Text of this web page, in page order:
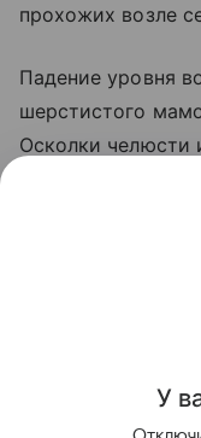
прохожих возле
Падение уровня
шерстистого
Осколки челюсти
принадлежали
время
Николай Ненов,
исторического
У